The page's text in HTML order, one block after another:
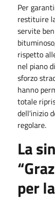
Per
restituire
servite
rispetto
nel piano
sforzo
hanno
totale
dell'inizio
regolare.
La
per